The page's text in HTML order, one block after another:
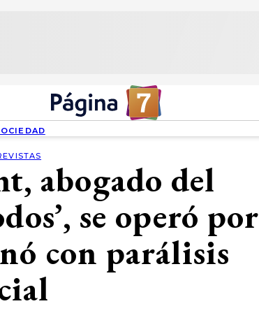
abogado del
se operó por
con parálisis